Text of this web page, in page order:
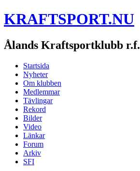
KRAFTSPORT.NU
Ålands Kraftsportklubb r.f.
Startsida
Nyheter
Om klubben
Medlemmar
Tävlingar
Rekord
Bilder
Video
Länkar
Forum
Arkiv
SFI